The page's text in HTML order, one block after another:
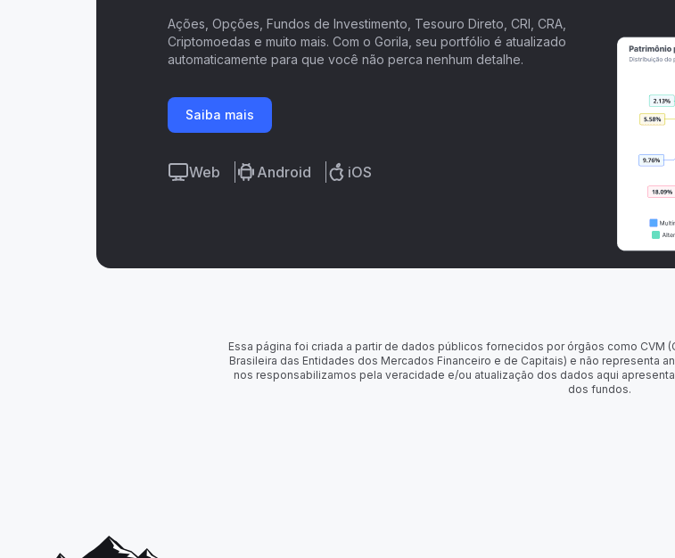
Ações, Opções, Fundos de Investimento, Tesouro Direto, CRI, CRA,
Criptomoedas e muito mais. Com o Gorila, seu portfólio é atualizado
automaticamente para que você não perca nenhum detalhe.
Saiba mais
Web Android iOS
Essa página foi criada a partir de dados públicos fornecidos por órgãos como CVM
Brasileira das Entidades dos Mercados Financeiro e de Capitais) e não representa
nos responsabilizamos pela veracidade e/ou atualização dos dados aqui
dos fundos.